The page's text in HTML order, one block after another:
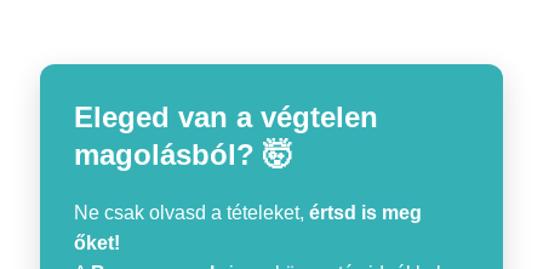
Eleged van a végtelen
magolásból? 🤯
Ne csak olvasd a tételeket,értsd is meg
őket!